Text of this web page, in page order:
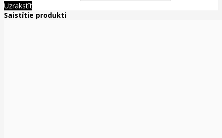
Uzrakstīt
Saistītie produkti